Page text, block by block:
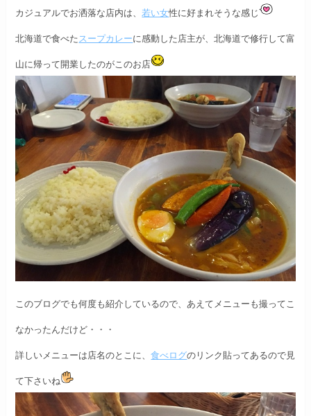
カジュアルでお洒落な店内は、 若い女性に好まれそうな感じ
北海道で食べた スープカレーに感動した店主が、北海道で修行して富
山に帰って開業したのがこのお店
このブログでも何度も紹介しているので、あえてメニューも撮ってこ
なかったんだけど・・・
詳しいメニューは店名のとこに、食べログのリンク貼ってあるので見
て下さいね